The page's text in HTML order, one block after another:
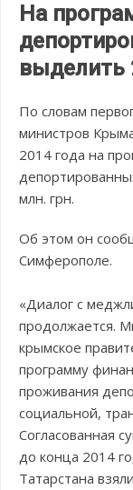
На
выделить
По словам
министров
2014 года на
млн. грн.
Об этом он
Симферополе.
«Диалог с
продолжается.
крымское
программу
проживания
социальной,
Согласованная
до конца 2014
Татарстана